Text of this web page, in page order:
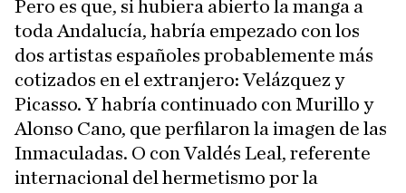
Pero es que, si hubiera abierto la manga a
toda Andalucía, habría empezado con los
dos artistas españoles probablemente más
cotizados en el extranjero: Velázquez y
Picasso. Y habría continuado con Murillo y
Alonso Cano, que perfilaron la imagen de las
Inmaculadas. O con Valdés Leal, referente
internacional del hermetismo por la